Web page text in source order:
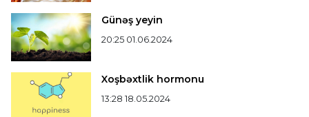
Günəş yeyin
20:25 01.06.2024
Xoşbəxtlik hormonu
13:28 18.05.2024